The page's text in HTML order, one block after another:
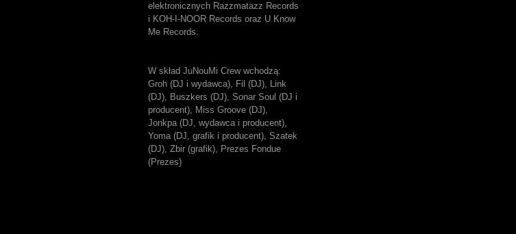
elektronicznych Razzmatazz Records
i KOH-I-NOOR Records oraz U Know
Me Records.
W skład JuNouMi Crew wchodzą:
Groh (DJ i wydawca), Fil (DJ), Link
(DJ), Buszkers (DJ), Sonar Soul (DJ i
producent), Miss Groove (DJ),
Jonkpa (DJ, wydawca i producent),
Yoma (DJ, grafik i producent), Szatek
(DJ), Zbir (grafik), Prezes Fondue
(Prezes)